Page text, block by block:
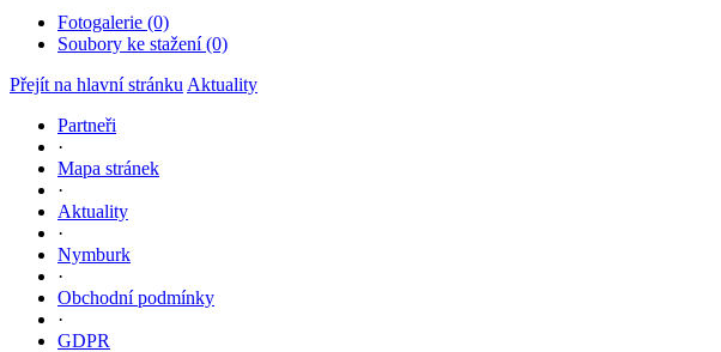
Fotogalerie (0)
Soubory ke stažení (0)
Přejít na hlavní stránku Aktuality
Partneři
·
Mapa stránek
·
Aktuality
·
Nymburk
·
Obchodní podmínky
·
GDPR